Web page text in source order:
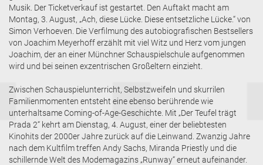
Musik. Der Ticketverkauf ist gestartet. Den Auftakt macht am
Montag, 3. August, „Ach, diese Lücke. Diese entsetzliche Lücke.“ von
Simon Verhoeven. Die Verfilmung des autobiografischen Bestsellers
von Joachim Meyerhoff erzählt mit viel Witz und Herz vom jungen
Joachim, der an einer Münchner Schauspielschule aufgenommen
wird und bei seinen exzentrischen Großeltern einzieht.
Zwischen Schauspielunterricht, Selbstzweifeln und skurrilen
Familienmomenten entsteht eine ebenso berührende wie
unterhaltsame Coming-of-Age-Geschichte. Mit „Der Teufel trägt
Prada 2“ kehrt am Dienstag, 4. August, einer der beliebtesten
Kinohits der 2000er Jahre zurück auf die Leinwand. Zwanzig Jahre
nach dem Kultfilm treffen Andy Sachs, Miranda Priestly und die
schillernde Welt des Modemagazins „Runway“ erneut aufeinander.